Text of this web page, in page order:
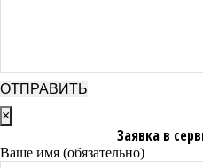
×
Заявка в
Ваше имя (обязательно)